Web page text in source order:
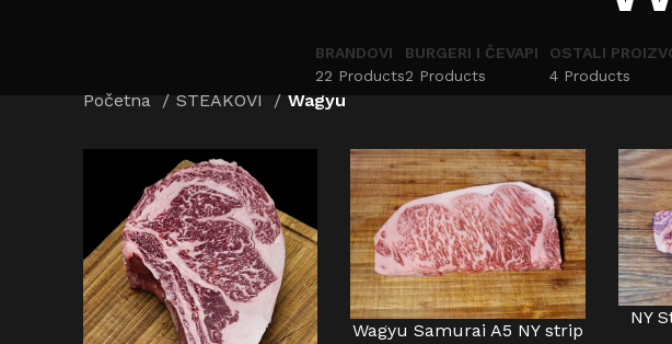
BRANDOVI
22 Products
BURGERI I ČEVAPI
2 Products
OSTALI
4 Products
Početna STEAKOVI Wagyu
DODAJ U KOŠARICU
Wagyu Samurai A5 NY strip
NY